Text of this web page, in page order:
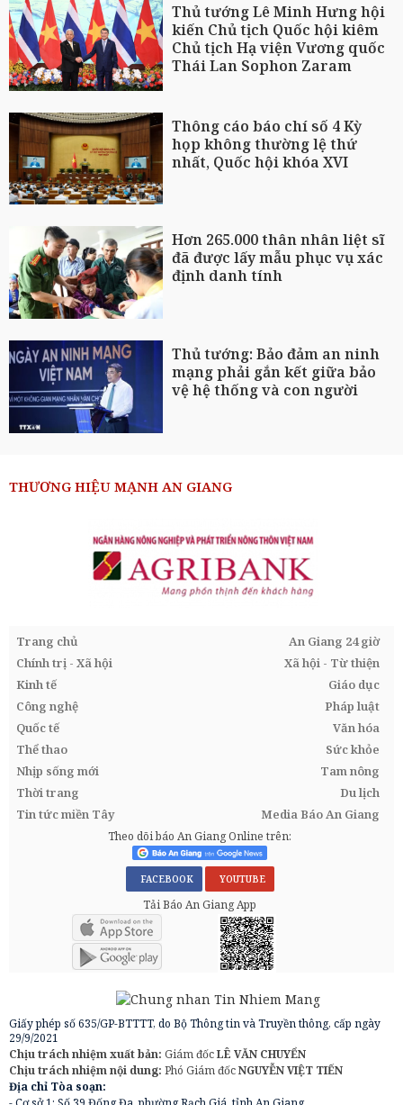
Thủ tướng Lê Minh Hưng hội
kiến Chủ tịch Quốc hội kiêm
Chủ tịch Hạ viện Vương quốc
Thái Lan Sophon Zaram
Thông cáo báo chí số 4 Kỳ
họp không thường lệ thứ
nhất, Quốc hội khóa XVI
Hơn 265.000 thân nhân liệt sĩ
đã được lấy mẫu phục vụ xác
định danh tính
Thủ tướng: Bảo đảm an ninh
mạng phải gắn kết giữa bảo
vệ hệ thống và con người
THƯƠNG HIỆU MẠNH AN GIANG
Trang chủ
An Giang 24 giờ
Chính trị - Xã hội
Xã hội - Từ thiện
Kinh tế
Giáo dục
Công nghệ
Pháp luật
Quốc tế
Văn hóa
Thể thao
Sức khỏe
Nhịp sống mới
Tam nông
Thời trang
Du lịch
Tin tức miền Tây
Media Báo An Giang
Theo dõi báo An Giang Online trên:
FACEBOOK YOUTUBE
Tải Báo An Giang App
Giấy phép số 635/GP-BTTTT, do Bộ Thông tin và Truyền thông, cấp ngày
29/9/2021
Chịu trách nhiệm xuất bản: Giám đốcLÊ VĂN CHUYỂN
Chịu trách nhiệm nội dung: Phó Giám đốcNGUYỄN VIỆT TIẾN
Địa chỉ Tòa soạn: